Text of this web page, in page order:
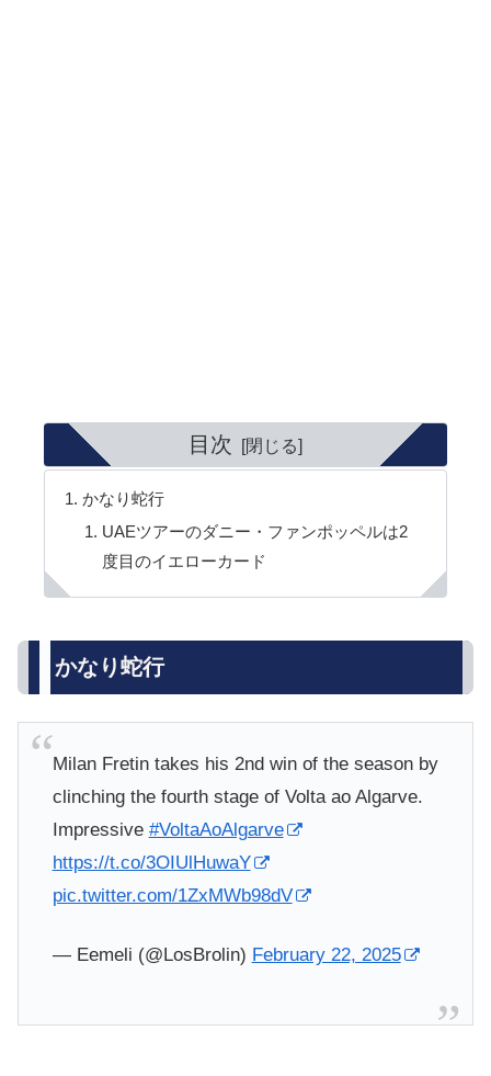
目次
かなり蛇行
UAEツアーのダニー・ファンポッペルは2
度目のイエローカード
かなり蛇行
Milan Fretin takes his 2nd win of the season by
clinching the fourth stage of Volta ao Algarve.
Impressive #VoltaAoAlgarve
https://t.co/3OIUlHuwaY
pic.twitter.com/1ZxMWb98dV
— Eemeli (@LosBrolin) February 22, 2025